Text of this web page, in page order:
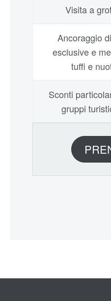
Visita a
Ancoraggio
esclusive e
tuffi e
Sconti
gruppi